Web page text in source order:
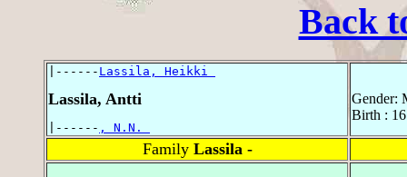
Back
|------ Lassila, Heikki
Lassila, Antti
|------ , N.N.
Gender:
Birth :
Family Lassila -